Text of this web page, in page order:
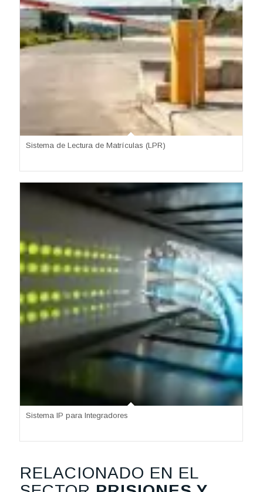
Sistema de Lectura de Matrículas (LPR)
Sistema IP para Integradores
RELACIONADO EN EL